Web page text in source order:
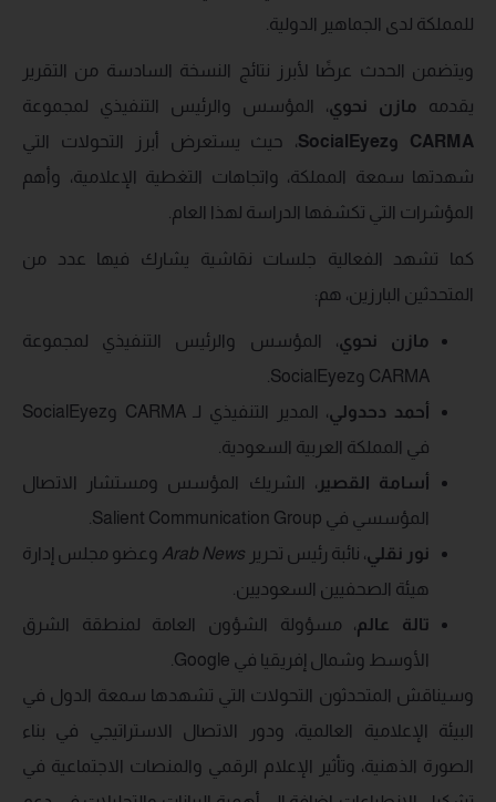
للمملكة لدى الجماهير الدولية.
ويتضمن الحدث عرضًا لأبرز نتائج النسخة السادسة من التقرير
يقدمه مازن نحوي، المؤسس والرئيس التنفيذي لمجموعة
CARMA
وSocialEyez، حيث يستعرض أبرز التحولات التي
شهدتها سمعة المملكة، واتجاهات التغطية الإعلامية، وأهم
المؤشرات التي تكشفها الدراسة لهذا العام.
كما تشهد الفعالية جلسات نقاشية يشارك فيها عدد من
المتحدثين البارزين، هم:
مازن نحوي، المؤسس والرئيس التنفيذي لمجموعة
CARMA وSocialEyez.
أحمد دحدولي
، المدير التنفيذي لـ CARMA وSocialEyez
في المملكة العربية السعودية.
أسامة القصير ، الشريك المؤسس ومستشار الاتصال
المؤسسي في Salient Communication Group.
نور نقلي، نائبة رئيس تحرير Arab News وعضو مجلس إدارة
هيئة الصحفيين السعوديين.
تالة عالم، مسؤولة الشؤون العامة لمنطقة الشرق
الأوسط وشمال إفريقيا في Google.
وسيناقش المتحدثون التحولات التي تشهدها سمعة الدول في
البيئة الإعلامية العالمية، ودور الاتصال الاستراتيجي في بناء
الصورة الذهنية، وتأثير الإعلام الرقمي والمنصات الاجتماعية في